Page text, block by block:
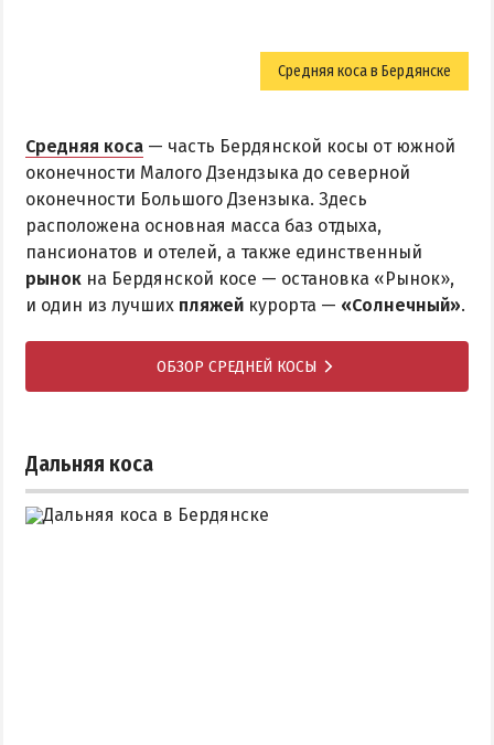
Средняя коса в Бердянске
Средняя коса — часть Бердянской косы от южной
оконечности Малого Дзендзыка до северной
оконечности Большого Дзензыка. Здесь
расположена основная масса баз отдыха,
пансионатов и отелей, а также единственный
рынок на Бердянской косе — остановка «Рынок»,
и один из лучших пляжей курорта — «Солнечный».
ОБЗОР СРЕДНЕЙ КОСЫ
Дальняя коса